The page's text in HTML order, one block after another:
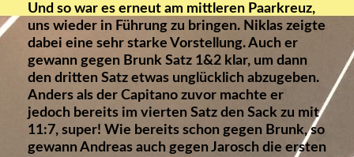
Und so war es erneut am mittleren Paarkreuz,
uns wieder in Führung zu bringen. Niklas zeigte
dabei eine sehr starke Vorstellung. Auch er
gewann gegen Brunk Satz 1&2 klar, um dann
den dritten Satz etwas unglücklich abzugeben.
Anders als der Capitano zuvor machte er
jedoch bereits im vierten Satz den Sack zu mit
11:7, super! Wie bereits schon gegen Brunk, so
gewann Andreas auch gegen Jarosch die ersten